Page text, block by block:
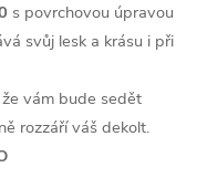
s povrchovou úpravou
svůj lesk a krásu i při
vám bude sedět
rozzáří váš dekolt.